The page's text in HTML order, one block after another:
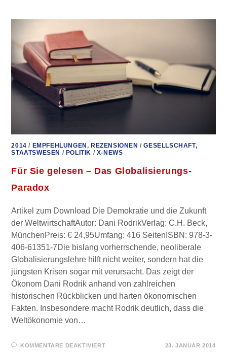
2014 / EMPFEHLUNGEN, REZENSIONEN /GESELLSCHAFT,
STAATSWESEN / POLITIK / X-NEWS
Für Sie gelesen – Das Globalisierungs-
Paradox
Artikel zum Download Die Demokratie und die Zukunft
der WeltwirtschaftAutor: Dani RodrikVerlag: C.H. Beck,
MünchenPreis: € 24,95Umfang: 416 SeitenISBN: 978-3-
406-61351-7Die bislang vorherrschende, neoliberale
Globalisierungslehre hilft nicht weiter, sondern hat die
jüngsten Krisen sogar mit verursacht. Das zeigt der
Ökonom Dani Rodrik anhand von zahlreichen
historischen Rückblicken und harten ökonomischen
Fakten. Insbesondere macht Rodrik deutlich, dass die
Weltökonomie von…
KOMMENTARE DEAKTIVIERTFÜR
23. JANUAR 2014